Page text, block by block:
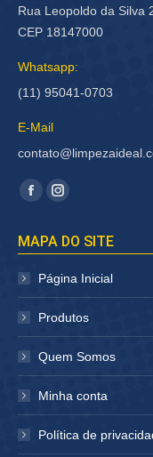
Rua Leopoldo da Silva
CEP 18147000
Whatsapp:
(11) 95041-0703
E-Mail
Encontre-nos em:
Facebook
abre
em
janela
Instagram
abre
janela
MAPA DO SITE
Página Inicial
Produtos
Quem Somos
Minha conta
Política de